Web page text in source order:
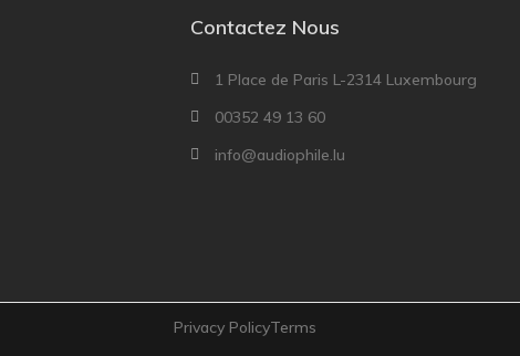
Contactez Nous
1 Place de Paris L-2314 Luxembourg
00352 49 13 60
info@audiophile.lu
Privacy PolicyTerms